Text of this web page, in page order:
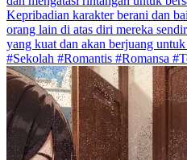
Kepribadian karakter berani dan
orang lain di atas diri mereka
yang kuat dan akan berjuang
#Sekolah #Romantis #Romansa